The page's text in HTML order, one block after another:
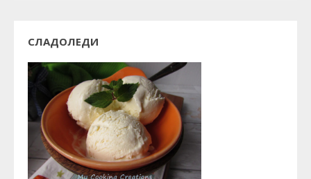
СЛАДОЛЕДИ